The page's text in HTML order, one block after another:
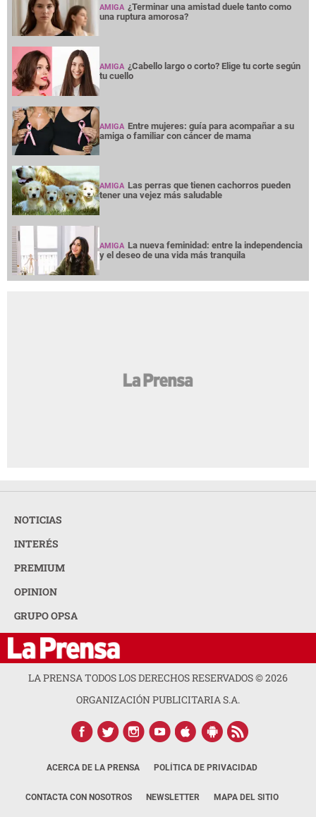
AMIGA ¿Terminar una amistad duele tanto como
una ruptura amorosa?
AMIGA ¿Cabello largo o corto? Elige tu corte según
tu cuello
AMIGA Entre mujeres: guía para acompañar a su
amiga o familiar con cáncer de mama
AMIGA Las perras que tienen cachorros pueden
tener una vejez más saludable
AMIGA La nueva feminidad: entre la independencia
y el deseo de una vida más tranquila
NOTICIAS
INTERÉS
PREMIUM
OPINION
GRUPO OPSA
LA PRENSA TODOS LOS DERECHOS RESERVADOS ©2026
ORGANIZACIÓN PUBLICITARIA S.A.
ACERCA DE LA PRENSA POLÍTICA DE PRIVACIDAD
CONTACTA CON NOSOTROS NEWSLETTER MAPA DEL SITIO